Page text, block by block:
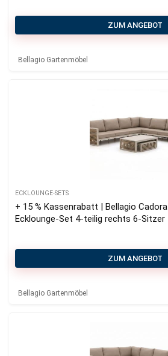
ZUM ANGEBOT
Bellagio Gartenmöbel
ECKLOUNGE-SETS
+ 15 % Kassenrabatt | Bellagio Cadora
Ecklounge-Set 4-teilig rechts 6-Sitzer
ZUM ANGEBOT
Bellagio Gartenmöbel